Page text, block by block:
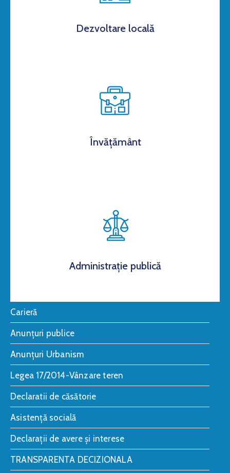
Dezvoltare locală
Învățământ
Administrație publică
Carieră
Anunțuri publice
Anunțuri Urbanism
Legea 17/2014-Vânzare teren
Declaratii de căsătorie
Asistență socială
Declarații de avere și interese
TRANSPARENTA DECIZIONALA